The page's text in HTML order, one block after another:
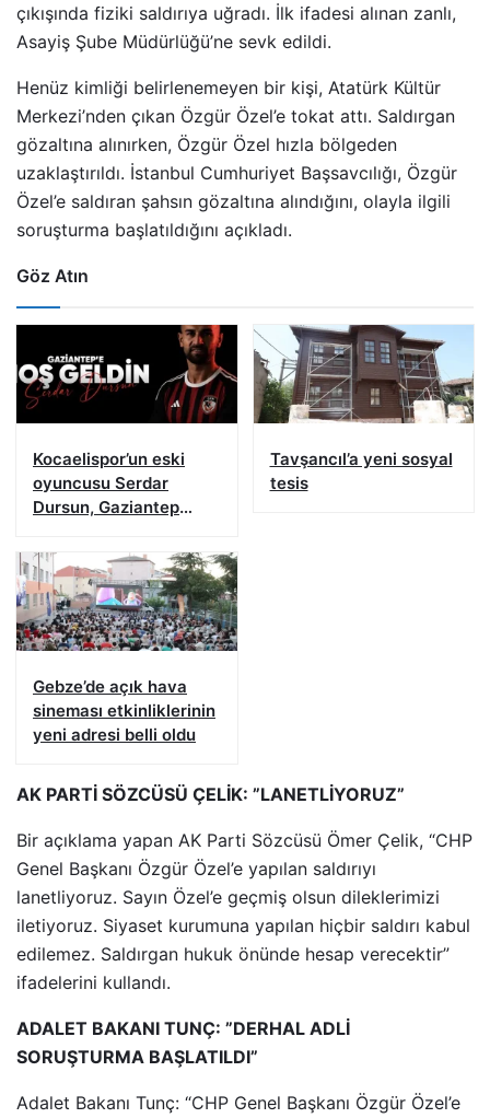
çıkışında fiziki saldırıya uğradı. İlk ifadesi alınan zanlı,
Asayiş Şube Müdürlüğü’ne sevk edildi.
Henüz kimliği belirlenemeyen bir kişi, Atatürk Kültür
Merkezi’nden çıkan Özgür Özel’e tokat attı. Saldırgan
gözaltına alınırken, Özgür Özel hızla bölgeden
uzaklaştırıldı. İstanbul Cumhuriyet Başsavcılığı, Özgür
Özel’e saldıran şahsın gözaltına alındığını, olayla ilgili
soruşturma başlatıldığını açıkladı.
Göz Atın
Kocaelispor’un eski
oyuncusu Serdar
Dursun, Gaziantep
Tavşancıl’a yeni sosyal
tesis
Gebze’de açık hava
sineması etkinliklerinin
yeni adresi belli oldu
AK PARTİ SÖZCÜSÜ ÇELİK: ”LANETLİYORUZ”
Bir açıklama yapan AK Parti Sözcüsü Ömer Çelik, “CHP
Genel Başkanı Özgür Özel’e yapılan saldırıyı
lanetliyoruz. Sayın Özel’e geçmiş olsun dileklerimizi
iletiyoruz. Siyaset kurumuna yapılan hiçbir saldırı kabul
edilemez. Saldırgan hukuk önünde hesap verecektir”
ifadelerini kullandı.
ADALET BAKANI TUNÇ: ”DERHAL ADLİ
SORUŞTURMA BAŞLATILDI”
Adalet Bakanı Tunç: “CHP Genel Başkanı Özgür Özel’e